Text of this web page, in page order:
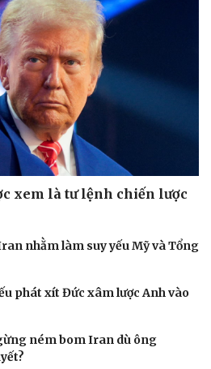
xem là tư lệnh chiến lược
nhằm làm suy yếu Mỹ và Tổng
phát xít Đức xâm lược Anh vào
ném bom Iran dù ông